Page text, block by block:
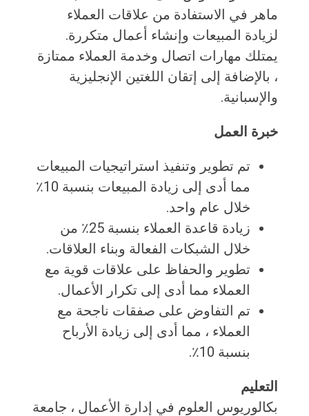
ماهر في الاستفادة من علاقات العملاء
لزيادة المبيعات وإنشاء أعمال متكررة.
يمتلك مهارات اتصال وخدمة العملاء ممتازة
، بالإضافة إلى إتقان اللغتين الإنجليزية
والإسبانية.
خبرة العمل
تم تطوير وتنفيذ استراتيجيات المبيعات
مما أدى إلى زيادة المبيعات بنسبة 10٪
خلال عام واحد.
زيادة قاعدة العملاء بنسبة 25٪ من
خلال الشبكات الفعالة وبناء العلاقات.
تطوير والحفاظ على علاقات قوية مع
العملاء مما أدى إلى تكرار الأعمال.
تم التفاوض على صفقات ناجحة مع
العملاء ، مما أدى إلى زيادة الأرباح
بنسبة 10٪.
التعليم
بكالوريوس العلوم في إدارة الأعمال ، جامعة